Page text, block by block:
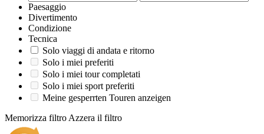
Paesaggio
Divertimento
Condizione
Tecnica
Solo viaggi di andata e ritorno
Solo i miei preferiti
Solo i miei tour completati
Solo i miei sport preferiti
Meine gesperrten Touren anzeigen
Memorizza filtro Azzera il filtro